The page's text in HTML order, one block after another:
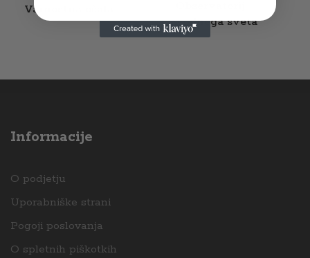
Varnostna očala
vodnega sveta
Informacije
O podjetju
Uporabniške strani
Pogoji poslovanja
O spletnih piškotkih